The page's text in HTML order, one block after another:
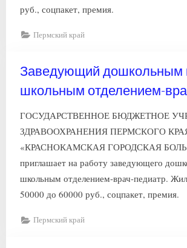
руб., соцпакет, премия.
Пермский край
Заведующий дошкольным
школьным отделением-
ГОСУДАРСТВЕННОЕ БЮДЖЕТНОЕ
ЗДРАВООХРАНЕНИЯ ПЕРМСКОГО
«КРАСНОКАМСКАЯ ГОРОДСКАЯ
приглашает на работу заведующего
школьным отделением-врач-педиатр.
50000 до 60000 руб., соцпакет, премия.
Пермский край